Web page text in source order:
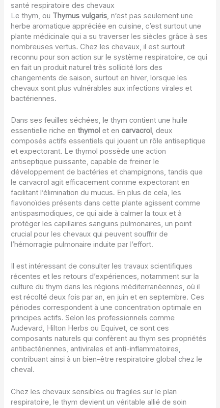
santé respiratoire des chevaux
Le thym, ou Thymus vulgaris, n’est pas seulement une
herbe aromatique appréciée en cuisine, c’est surtout une
plante médicinale qui a su traverser les siècles grâce à ses
nombreuses vertus. Chez les chevaux, il est surtout
reconnu pour son action sur le système respiratoire, ce qui
en fait un produit naturel très sollicité lors des
changements de saison, surtout en hiver, lorsque les
chevaux sont plus vulnérables aux infections virales et
bactériennes.
Dans ses feuilles séchées, le thym contient une huile
essentielle riche enthymol et encarvacrol, deux
composés actifs essentiels qui jouent un rôle antiseptique
et expectorant. Le thymol possède une action
antiseptique puissante, capable de freiner le
développement de bactéries et champignons, tandis que
le carvacrol agit efficacement comme expectorant en
facilitant l’élimination du mucus. En plus de cela, les
flavonoïdes présents dans cette plante agissent comme
antispasmodiques, ce qui aide à calmer la toux et à
protéger les capillaires sanguins pulmonaires, un point
crucial pour les chevaux qui peuvent souffrir de
l’hémorragie pulmonaire induite par l’effort.
Il est intéressant de consulter les travaux scientifiques
récentes et les retours d’expériences, notamment sur la
culture du thym dans les régions méditerranéennes, où il
est récolté deux fois par an, en juin et en septembre. Ces
périodes correspondent à une concentration optimale en
principes actifs. Selon les professionnels comme
Audevard, Hilton Herbs ou Equivet, ce sont ces
composants naturels qui confèrent au thym ses propriétés
antibactériennes, antivirales et anti-inflammatoires,
contribuant ainsi à un bien-être respiratoire global chez le
cheval.
Chez les chevaux sensibles ou fragiles sur le plan
respiratoire, le thym devient un véritable allié de soin